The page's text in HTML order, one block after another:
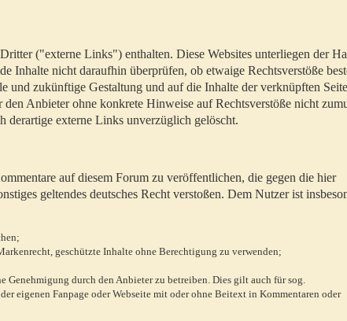
("externe Links") enthalten. Diese Websites unterliegen der
Inhalte nicht daraufhin überprüfen, ob etwaige Rechtsverstöße
und zukünftige Gestaltung und auf die Inhalte der verknüpften
Anbieter ohne konkrete Hinweise auf Rechtsverstöße nicht
derartige externe Links unverzüglich gelöscht.
auf diesem Forum zu veröffentlichen, die gegen die hier
geltendes deutsches Recht verstoßen. Dem Nutzer ist
geschützte Inhalte ohne Berechtigung zu verwenden;
Genehmigung durch den Anbieter zu betreiben. Dies gilt auch für sog.
eigenen Fanpage oder Webseite mit oder ohne Beitext in Kommentaren oder